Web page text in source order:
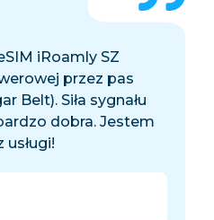
iRoamly SZ
przez pas
Belt). Siła sygnału
dobra. Jestem